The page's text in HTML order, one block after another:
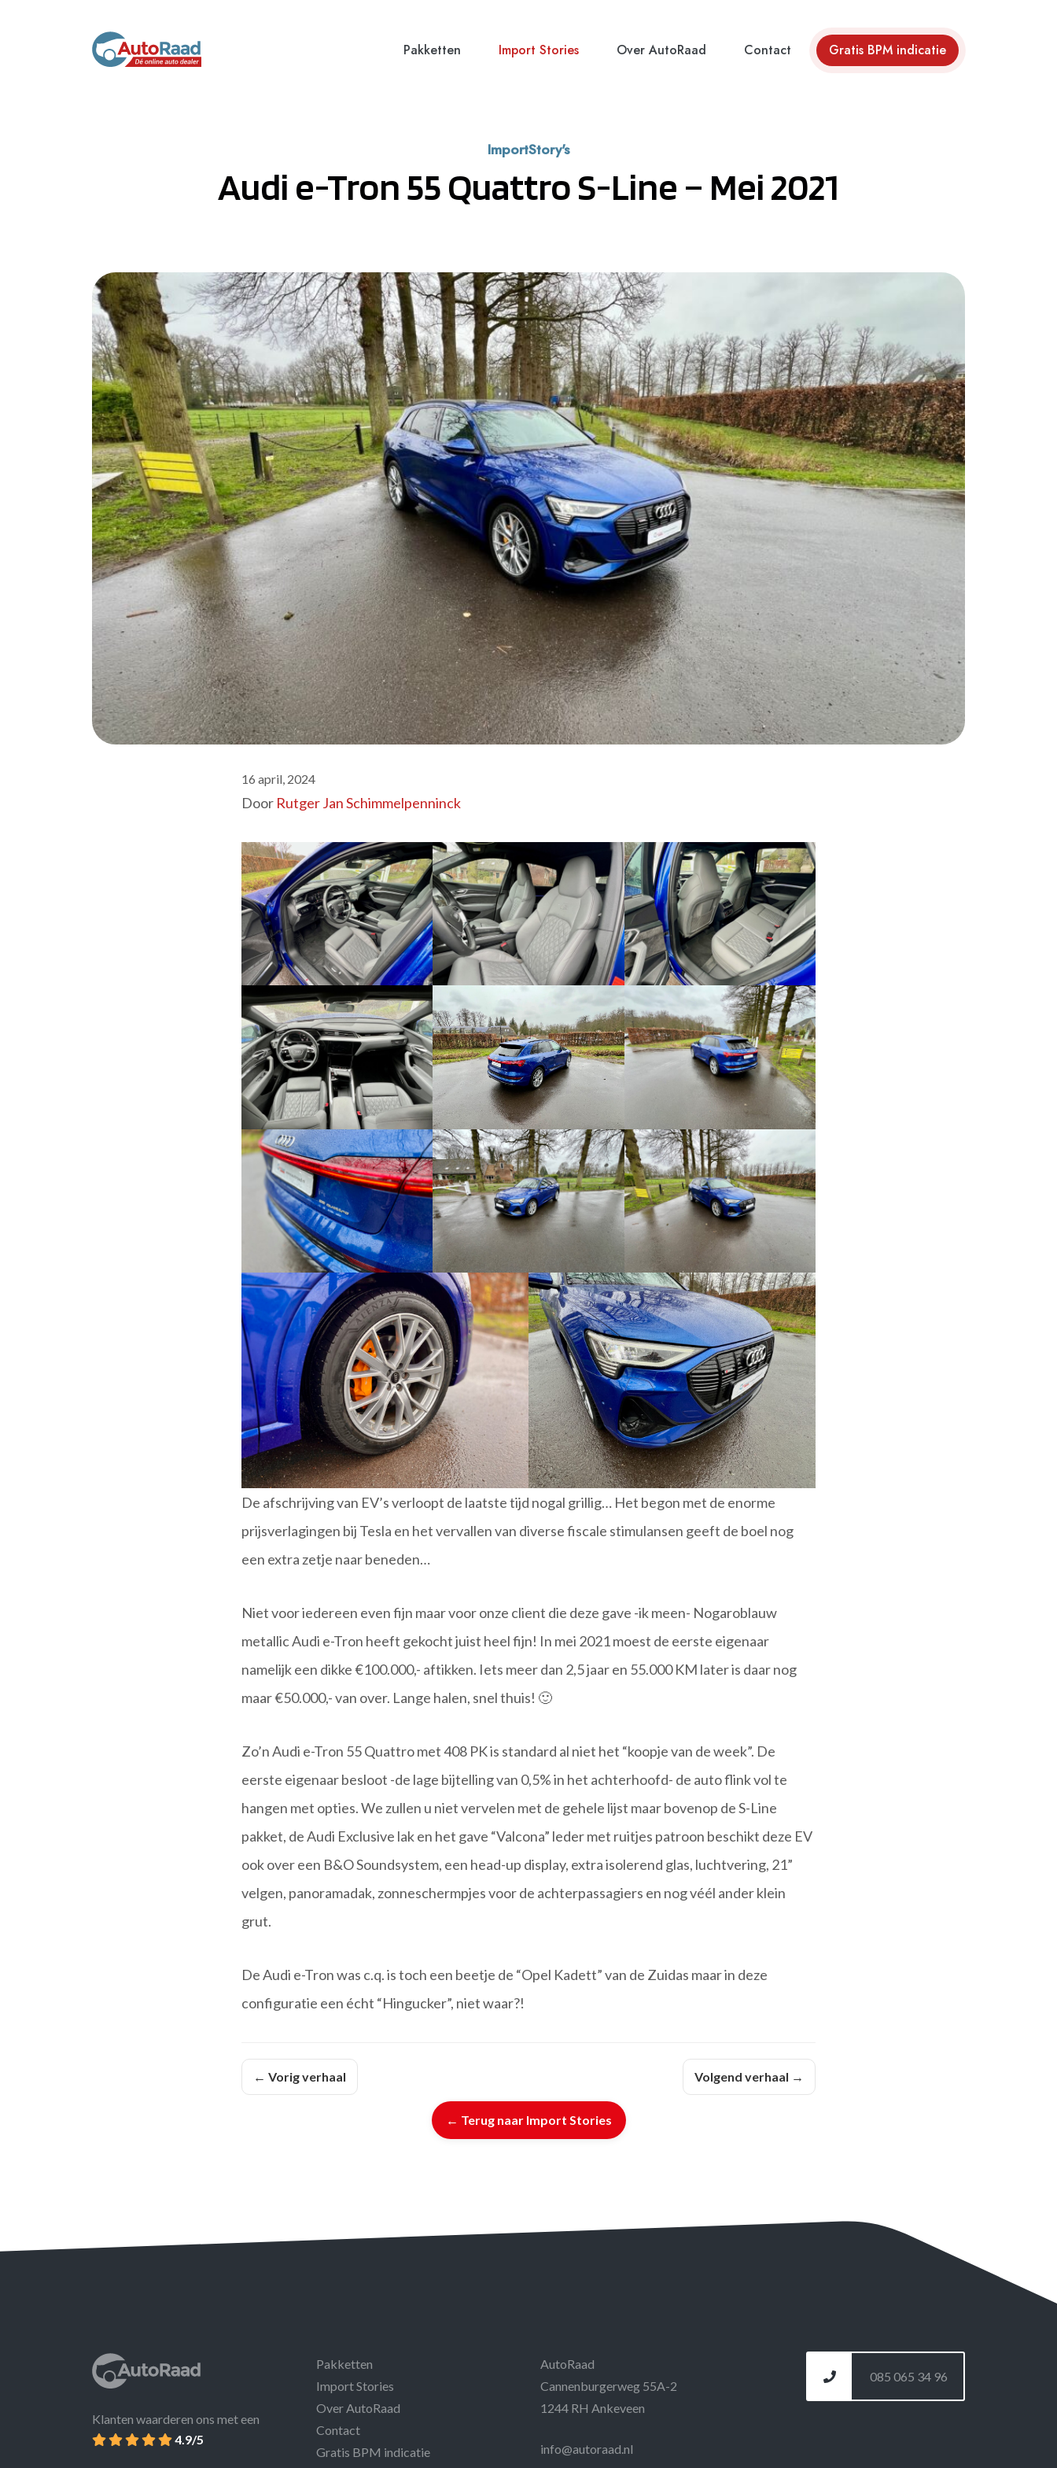
Pakketten Import Stories Over AutoRaad Contact Gratis BPM indicatie
ImportStory's
Audi e-Tron 55 Quattro S-Line – Mei 2021
16 april, 2024
Door Rutger Jan Schimmelpenninck
De afschrijving van EV’s verloopt de laatste tijd nogal grillig… Het begon met de enorme
prijsverlagingen bij Tesla en het vervallen van diverse fiscale stimulansen geeft de boel nog
een extra zetje naar beneden…
Niet voor iedereen even fijn maar voor onze client die deze gave -ik meen- Nogaroblauw
metallic Audi e-Tron heeft gekocht juist heel fijn! In mei 2021 moest de eerste eigenaar
namelijk een dikke €100.000,- aftikken. Iets meer dan 2,5 jaar en 55.000 KM later is daar nog
maar €50.000,- van over. Lange halen, snel thuis! 🙂
Zo’n Audi e-Tron 55 Quattro met 408 PK is standard al niet het “koopje van de week”. De
eerste eigenaar besloot -de lage bijtelling van 0,5% in het achterhoofd- de auto flink vol te
hangen met opties. We zullen u niet vervelen met de gehele lijst maar bovenop de S-Line
pakket, de Audi Exclusive lak en het gave “Valcona” leder met ruitjes patroon beschikt deze EV
ook over een B&O Soundsystem, een head-up display, extra isolerend glas, luchtvering, 21”
velgen, panoramadak, zonneschermpjes voor de achterpassagiers en nog véél ander klein
grut.
De Audi e-Tron was c.q. is toch een beetje de “Opel Kadett” van de Zuidas maar in deze
configuratie een écht “Hingucker”, niet waar?!
← Vorig verhaal
← Terug naar Import Stories
Volgend verhaal →
Klanten waarderen ons met een
4.9/5
Pakketten
Import Stories
Over AutoRaad
Contact
Gratis BPM indicatie
AutoRaad
Cannenburgerweg 55A-2
1244 RH Ankeveen
info@autoraad.nl
085 065 34 96